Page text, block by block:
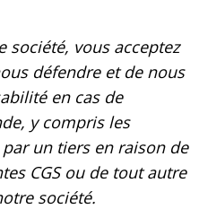
société, vous acceptez
défendre et de nous
en cas de
y compris les
un tiers en raison de
CGS ou de tout autre
société.